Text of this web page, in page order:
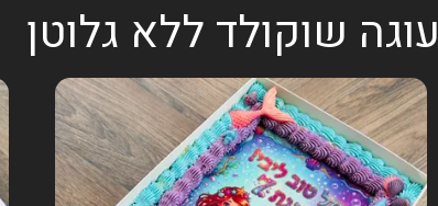
עוגה שוקולד ללא גלוטן